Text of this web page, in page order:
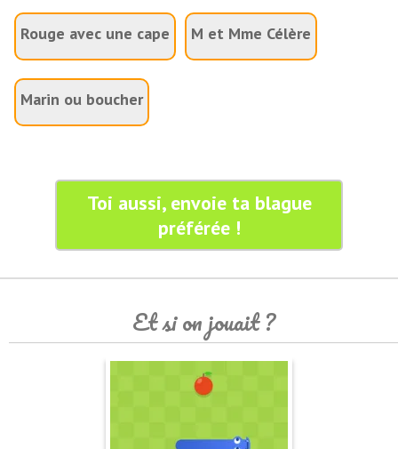
Rouge avec une cape M et Mme Célère
Marin ou boucher
Toi aussi, envoie ta blague
préférée !
Et si on jouait ?